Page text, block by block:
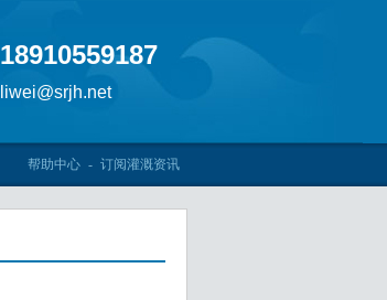
18910559187
liwei@srjh.net
帮助中心 - 订阅灌溉资讯